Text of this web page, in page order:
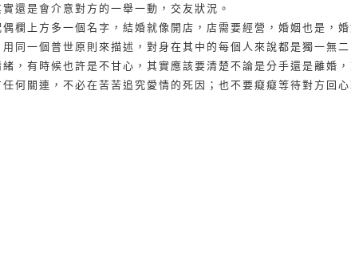
還是會介意對方的一舉一動，交友狀況。
欄上方多一個名字，結婚就像開店，店需要經營，婚姻也是，
同一個普世原則來描述，對身在其中的每個人來說都是獨一無二
，有時候也許是不甘心，其實應該要清楚不論是分手還是離婚
何關連，不必在苦苦追究愛情的死因；也不要癡癡等待對方回